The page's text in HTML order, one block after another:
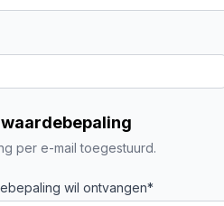
per e-mail toegestuurd.
wil ontvangen*